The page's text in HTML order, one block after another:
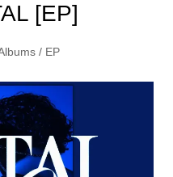
[EP]
/ EP